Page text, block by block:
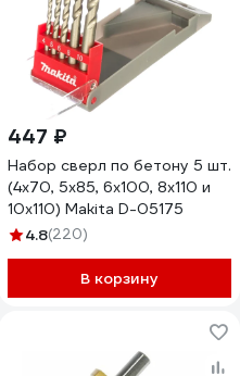
447 ₽
Набор сверл по бетону 5 шт.
(4х70, 5х85, 6х100, 8х110 и
10х110) Makita D-05175
4.8(220)
В корзину